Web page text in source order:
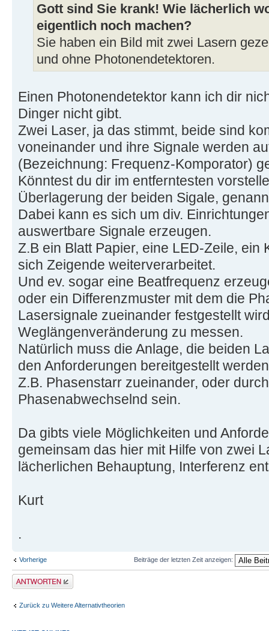
Gott sind Sie krank! Wie lächerlich
eigentlich noch machen?
Sie haben ein Bild mit zwei Lasern
und ohne Photonendetektoren.
Einen Photonendetektor kann ich dir
Dinger nicht gibt.
Zwei Laser, ja das stimmt, beide sind
voneinander und ihre Signale werden
(Bezeichnung: Frequenz-Komporator)
Könntest du dir im entferntesten
Überlagerung der beiden Sigale,
Dabei kann es sich um div.
auswertbare Signale erzeugen.
Z.B ein Blatt Papier, eine LED-Zeile, ein
sich Zeigende weiterverarbeitet.
Und ev. sogar eine Beatfrequenz
oder ein Differenzmuster mit dem die
Lasersignale zueinander festgestellt
Weglängenveränderung zu messen.
Natürlich muss die Anlage, die beiden
den Anforderungen bereitgestellt
Z.B. Phasenstarr zueinander, oder
Phasenabwechselnd sein.
Da gibts viele Möglichkeiten und
gemeinsam das hier mit Hilfe von zwei
lächerlichen Behauptung, Interferenz
Kurt
.
Vorherige Beiträge der letzten Zeit anzeigen:
Antwort erstellen
Zurück zu Weitere Alternativtheorien